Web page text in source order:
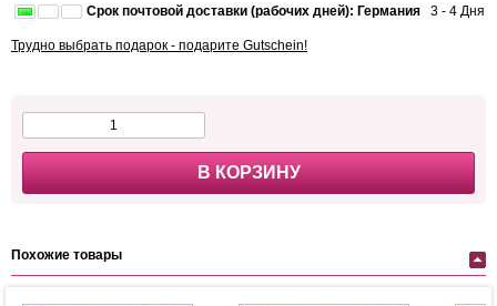
Срок почтовой доставки (рабочих дней): Германия 3 - 4 Дня
Трудно выбрать подарок - подарите Gutschein!
В КОРЗИНУ
Похожие товары